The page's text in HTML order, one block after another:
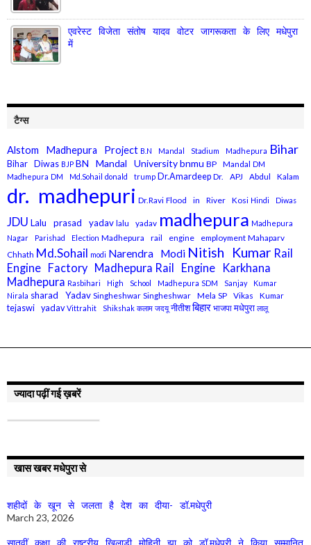
एवरेस्ट विजेता संतोष यादव वोटर जागरूकता के लिए मधेपुरा
में
टैग्स
Alstom Madhepura Project B.N Mandal Stadium Madhepura Bihar
Bihar Diwas BJP BN Mandal Universitybnmu BP Mandal DM
Madhepura DM Md.Sohail donald trump Dr.Amardeep Dr. APJ Abdul Kalam
dr. madhepuri Dr.Ravi Flood in River Kosi Hindi Diwas
JDU Lalu prasad yadav lalu yadav madhepura Madhepura
Nagar Parishad Election Madhepura rail engine employment Mahaparv
Chhath Md.Sohail modi Narendra Modi Nitish Kumar Rail
Engine Factory Madhepura Rail Engine Karkhana
Madhepura Rasbihari High School Madhepura SDM Sanjay Kumar
Nirala sharad Yadav Singheshwar Singheshwar Mela SP Vikas Kumar
tejaswi yadav Vittrahit Shikshak कलाम जदयू नीतीश बिहार भाजपा मधेपुरा लालू
ज्यादा पढ़ीं गई ख़बरें
खास खबर मधेपुरा से
शहीदों के खून से जलता है देश का दीया- डॉ.मधेपुरी
March 23, 2026